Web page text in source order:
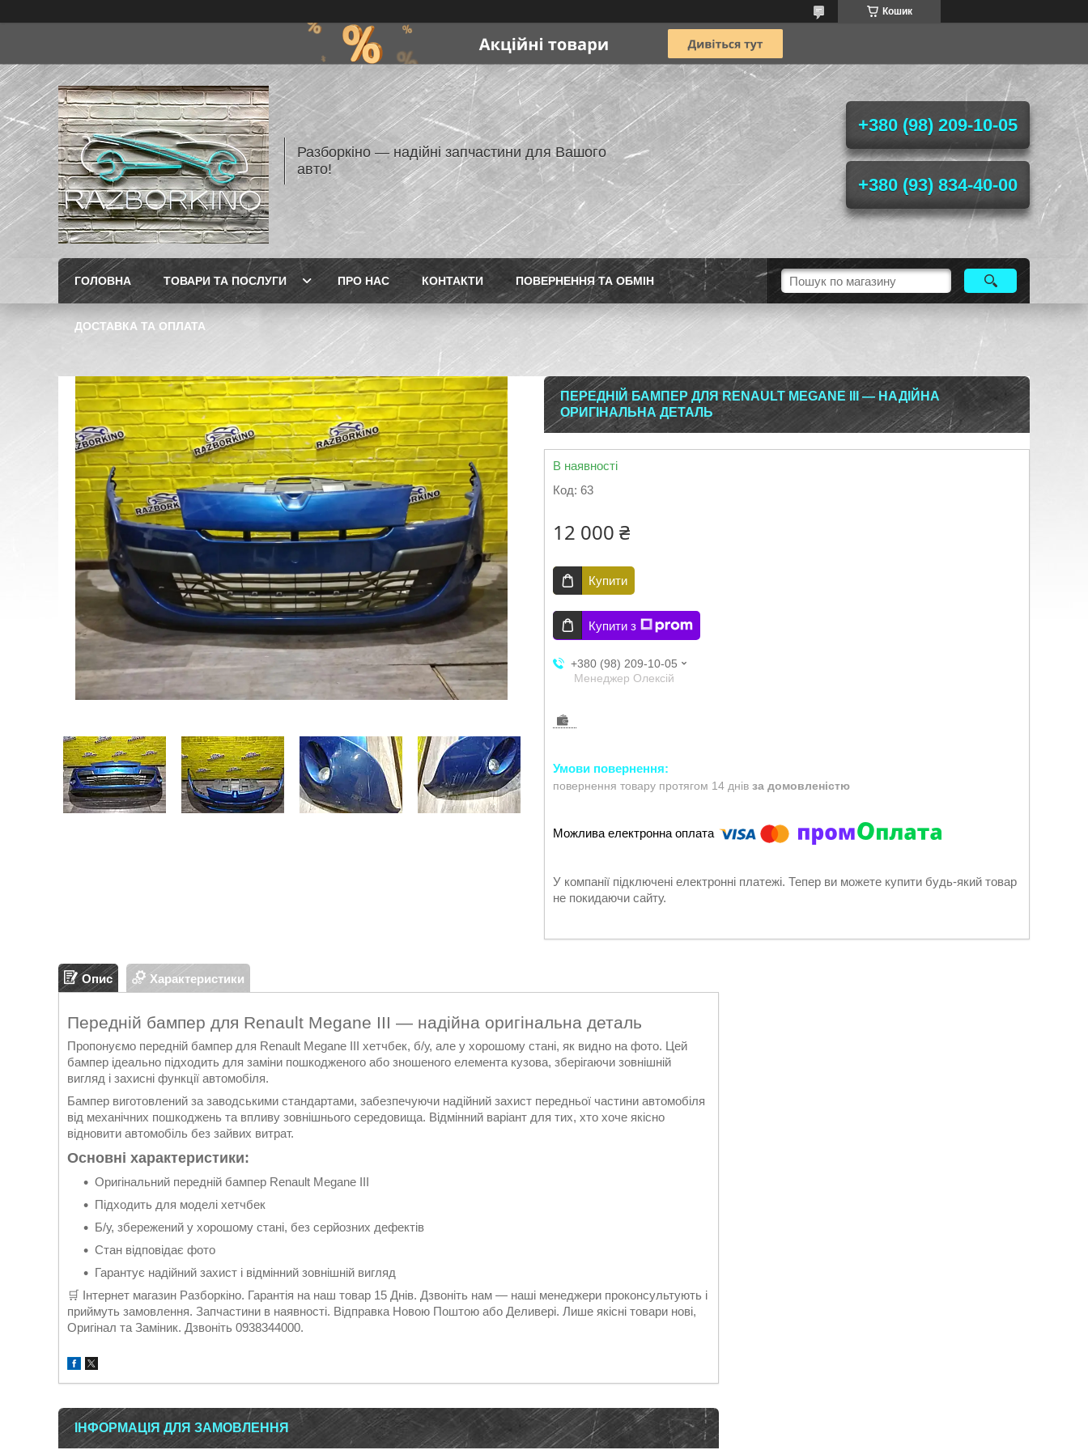
Кошик
Разборкіно — надійні запчастини для Вашого
авто!
+380 (98) 209-10-05
+380 (93) 834-40-00
ГОЛОВНА ТОВАРИ ТА ПОСЛУГИ ПРО НАС КОНТАКТИ ПОВЕРНЕННЯ ТА ОБМІН
ДОСТАВКА ТА ОПЛАТА
ПЕРЕДНІЙ БАМПЕР ДЛЯ RENAULT MEGANE III — НАДІЙНА
ОРИГІНАЛЬНА ДЕТАЛЬ
В наявності
Код: 63
12 000 ₴
Купити
Купити з
+380 (98) 209-10-05
Менеджер Олексій
повернення товару протягом 14 днів за домовленістю
У компанії підключені електронні платежі. Тепер ви можете купити будь-який товар
не покидаючи сайту.
Опис Характеристики
Передній бампер для Renault Megane III — надійна оригінальна деталь
Пропонуємо передній бампер для Renault Megane III хетчбек, б/у, але у хорошому стані, як видно на фото. Цей
бампер ідеально підходить для заміни пошкодженого або зношеного елемента кузова, зберігаючи зовнішній
вигляд і захисні функції автомобіля.
Бампер виготовлений за заводськими стандартами, забезпечуючи надійний захист передньої частини автомобіля
від механічних пошкоджень та впливу зовнішнього середовища. Відмінний варіант для тих, хто хоче якісно
відновити автомобіль без зайвих витрат.
Основні характеристики:
Оригінальний передній бампер Renault Megane III
Підходить для моделі хетчбек
Б/у, збережений у хорошому стані, без серйозних дефектів
Стан відповідає фото
Гарантує надійний захист і відмінний зовнішній вигляд
🛒 Інтернет магазин Разборкіно. Гарантія на наш товар 15 Днів. Дзвоніть нам — наші менеджери проконсультують і
приймуть замовлення. Запчастини в наявності. Відправка Новою Поштою або Деливері. Лише якісні товари нові,
Оригінал та Заміник. Дзвоніть 0938344000.
ІНФОРМАЦІЯ ДЛЯ ЗАМОВЛЕННЯ